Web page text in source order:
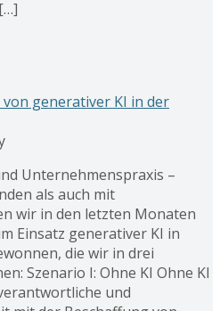
generativer KI in der
Unternehmenspraxis –
als auch mit
wir in den letzten Monaten
Einsatz generativer KI in
die wir in drei
Szenario I: Ohne KI Ohne KI
und